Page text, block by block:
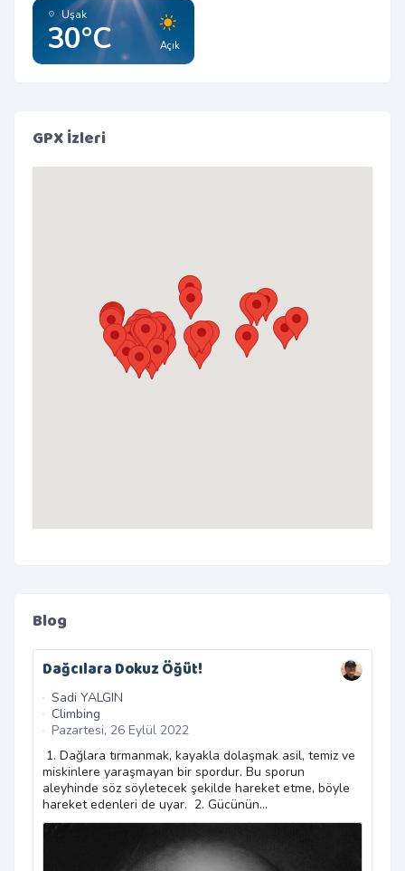
Uşak
30°C Açık
GPX İzleri
Blog
Dağcılara Dokuz Öğüt!
Sadi YALGIN
Climbing
Pazartesi, 26 Eylül 2022
1. Dağlara tırmanmak, kayakla dolaşmak asil, temiz ve
miskinlere yaraşmayan bir spordur. Bu sporun
aleyhinde söz söyletecek şekilde hareket etme, böyle
hareket edenleri de uyar. 2. Gücünün...